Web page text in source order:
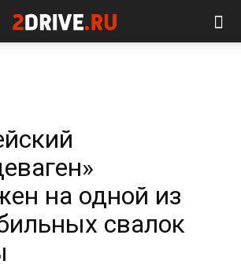
на одной из
свалок